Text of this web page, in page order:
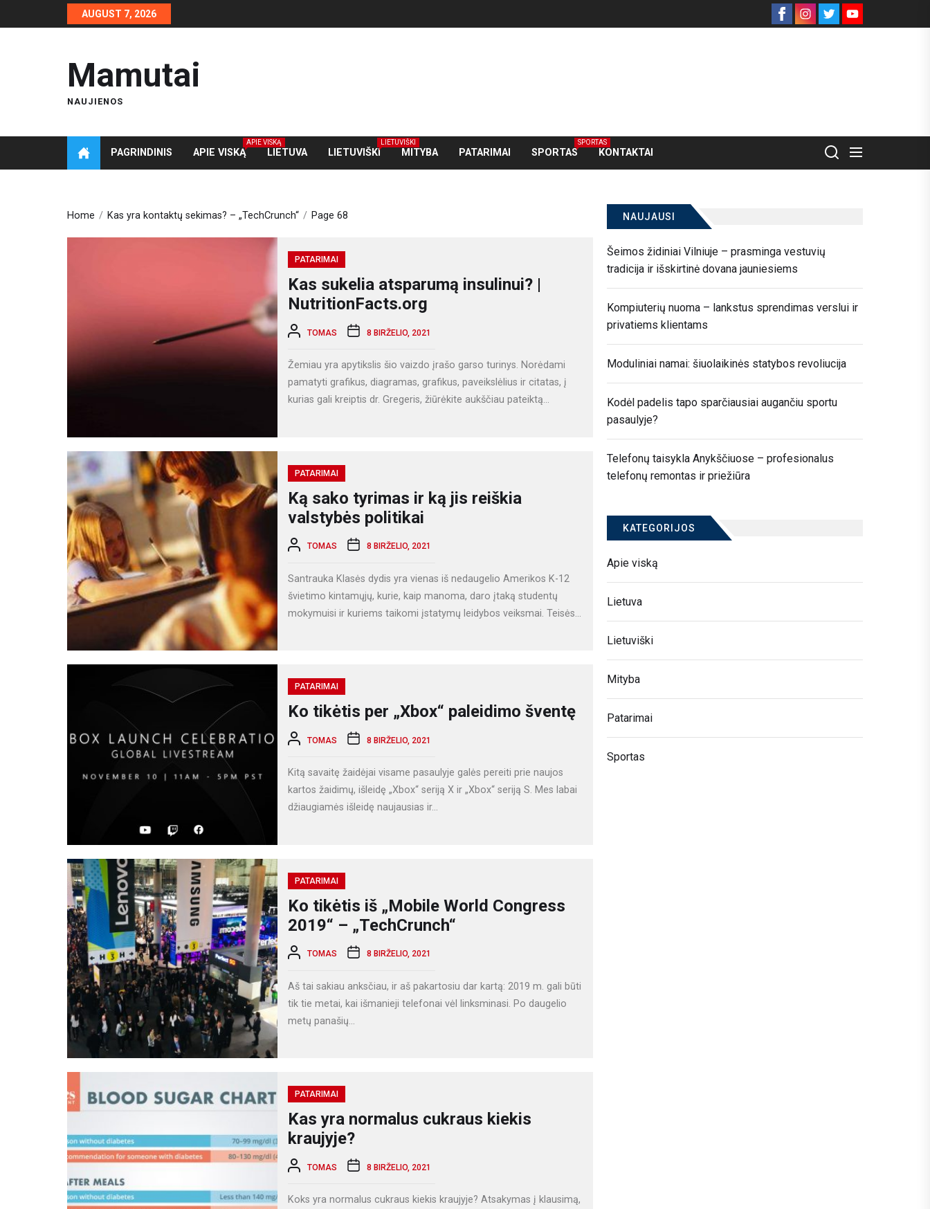
to
AUGUST 7, 2026 Facebook
InstagramTwitterYoutube
Mamutai
NAUJIENOS
PAGRINDINIS APIE VISKĄ
APIE VISKĄ
LIETUVA LIETUVIŠKI
LIETUVIŠKI
MITYBA PATARIMAI SPORTAS
SPORTAS
KONTAKTAI
Home Kas yra kontaktų sekimas? – „TechCrunch“ Page 68
PATARIMAI
Kas sukelia atsparumą insulinui? |
NutritionFacts.org
TOMAS 8 BIRŽELIO, 2021
Žemiau yra apytikslis šio vaizdo įrašo garso turinys. Norėdami
pamatyti grafikus, diagramas, grafikus, paveikslėlius ir citatas, į
kurias gali kreiptis dr. Gregeris, žiūrėkite aukščiau pateiktą...
PATARIMAI
Ką sako tyrimas ir ką jis reiškia
valstybės politikai
TOMAS 8 BIRŽELIO, 2021
Santrauka Klasės dydis yra vienas iš nedaugelio Amerikos K-12
švietimo kintamųjų, kurie, kaip manoma, daro įtaką studentų
mokymuisi ir kuriems taikomi įstatymų leidybos veiksmai. Teisės...
PATARIMAI
Ko tikėtis per „Xbox“ paleidimo šventę
TOMAS 8 BIRŽELIO, 2021
Kitą savaitę žaidėjai visame pasaulyje galės pereiti prie naujos
kartos žaidimų, išleidę „Xbox“ seriją X ir „Xbox“ seriją S. Mes labai
džiaugiamės išleidę naujausias ir...
PATARIMAI
Ko tikėtis iš „Mobile World Congress
2019“ – „TechCrunch“
TOMAS 8 BIRŽELIO, 2021
Aš tai sakiau anksčiau, ir aš pakartosiu dar kartą: 2019 m. gali būti
tik tie metai, kai išmanieji telefonai vėl linksminasi. Po daugelio
metų panašių...
PATARIMAI
Kas yra normalus cukraus kiekis
kraujyje?
TOMAS 8 BIRŽELIO, 2021
Koks yra normalus cukraus kiekis kraujyje? Atsakymas į klausimą,
NAUJAUSI
Šeimos židiniai Vilniuje – prasminga vestuvių
tradicija ir išskirtinė dovana jauniesiems
Kompiuterių nuoma – lankstus sprendimas verslui ir
privatiems klientams
Moduliniai namai: šiuolaikinės statybos revoliucija
Kodėl padelis tapo sparčiausiai augančiu sportu
pasaulyje?
Telefonų taisykla Anykščiuose – profesionalus
telefonų remontas ir priežiūra
KATEGORIJOS
Apie viską
Lietuva
Lietuviški
Mityba
Patarimai
Sportas